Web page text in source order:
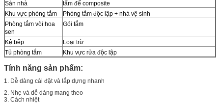
Sàn nhà
tấm đế composite
Khu vực phòng tắm
Phòng tắm độc lập + nhà vệ sinh
Phòng tắm vòi hoa
sen
Gói tắm
Kệ bếp
Loại trừ
Tủ phòng tắm
Khu vực rửa độc lập
Tính năng sản phẩm:
1. Dễ dàng cài đặt và lắp dựng nhanh
2. Nhẹ và dễ dàng mang theo
3. Cách nhiệt